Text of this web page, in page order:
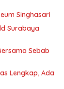
Singhasari
Surabaya
Sebab
Lengkap, Ada